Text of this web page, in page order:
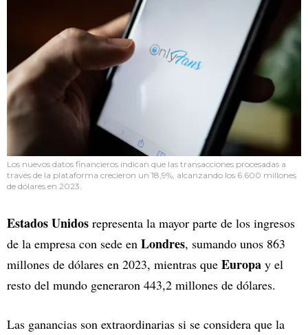
Los nuevos datos financieros indican que las transacciones procesadas a
través de la plataforma crecieron un 18,9%, alcanzando los 6.600 millones
de dólares en 2023.
Estados Unidos representa la mayor parte de los ingresos
de la empresa con sede en Londres, sumando unos 863
millones de dólares en 2023, mientras que Europa y el
resto del mundo generaron 443,2 millones de dólares.
Las ganancias son extraordinarias si se considera que la